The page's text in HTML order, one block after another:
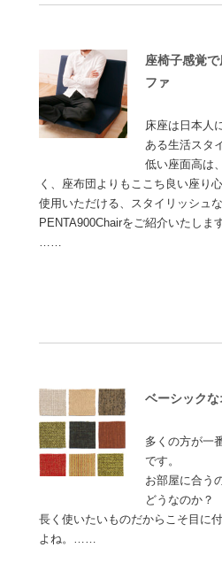
座椅子感覚
ファ
床座は日本人
ある生活スタ
低い座面高は
く、座布団よりもここち良い座り
使用いただける、スタイリッシュ
PENTA900Chairをご紹介いたします
……
ベーシック
多くの方が一
です。
お部屋に合う
どうなのか？
長く使いたいものだからこそ目に
よね。……